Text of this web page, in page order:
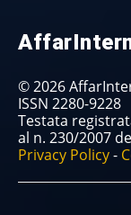
© 2026
ISSN 2280-9228
Testata
al n. 230/2007
Privacy Policy-